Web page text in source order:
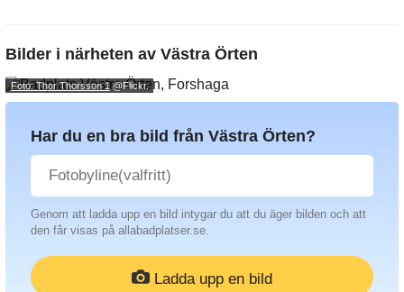
Bilder i närheten av Västra Örten
Foto: Thor Thorsson 1@Flickr.
Har du en bra bild från Västra Örten?
Genom att ladda upp en bild intygar du att du äger bilden och att
den får visas på allabadplatser.se.
Ladda upp en bild